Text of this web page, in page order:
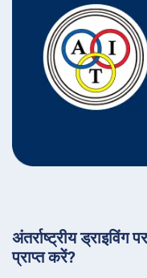
अंतर्राष्ट्रीय ड्राइविंग
प्राप्त करें?